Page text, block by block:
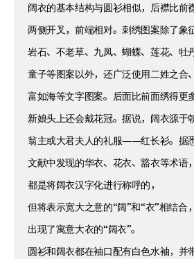
阔衣的基本结构与圆衫相似，后襟比前
两侧开叉，前端相对。刺绣图案除了象
岩石、不老草、九凤、蝴蝶、莲花、牡
童子等图案以外，还广泛使用二姓之合
富如海等文字图案。后面比前面绣得更多
新娘头上还会戴花冠。据说，阔衣源于
翁主或大君夫人的礼服——红长衫。据悉
文献中发现的华衣、花衣、豁衣等术语，
都是将阔衣汉字化进行称呼的，
但将表示宽大之意的“阔”和“衣”相结合，
出现了寓意大衣的“阔衣”。
圆衫和阔衣都在袖口配有白色水袖，并